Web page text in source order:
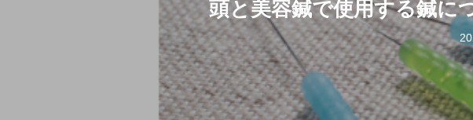
頭と美容鍼で使用する鍼に